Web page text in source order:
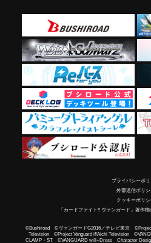
プライバシーポ
外部送信ポリシ
クッキーポリ
「カードファイト!! ヴァンガード」著作
©Bushiroad ©ヴァンガードG2016／テレビ東京 ©Project
Television ©Project Vanguard if/Aichi Television
CLAMP・ST ©VANGUARD will+Dress Character